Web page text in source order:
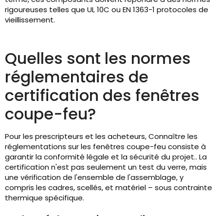
rigoureuses telles que UL 10C ou EN 1363-1 protocoles de
vieillissement.
Quelles sont les normes
réglementaires de
certification des fenêtres
coupe-feu?
Pour les prescripteurs et les acheteurs, Connaître les
réglementations sur les fenêtres coupe-feu consiste à
garantir la conformité légale et la sécurité du projet.. La
certification n'est pas seulement un test du verre, mais
une vérification de l'ensemble de l'assemblage, y
compris les cadres, scellés, et matériel – sous contrainte
thermique spécifique.